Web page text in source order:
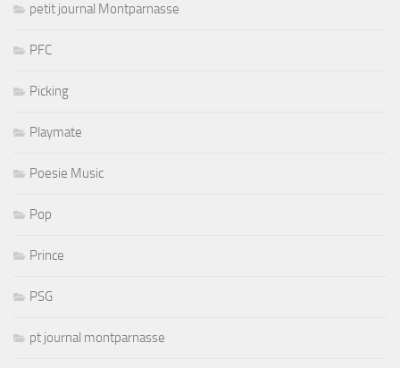
petit journal Montparnasse
PFC
Picking
Playmate
Poesie Music
Pop
Prince
PSG
pt journal montparnasse